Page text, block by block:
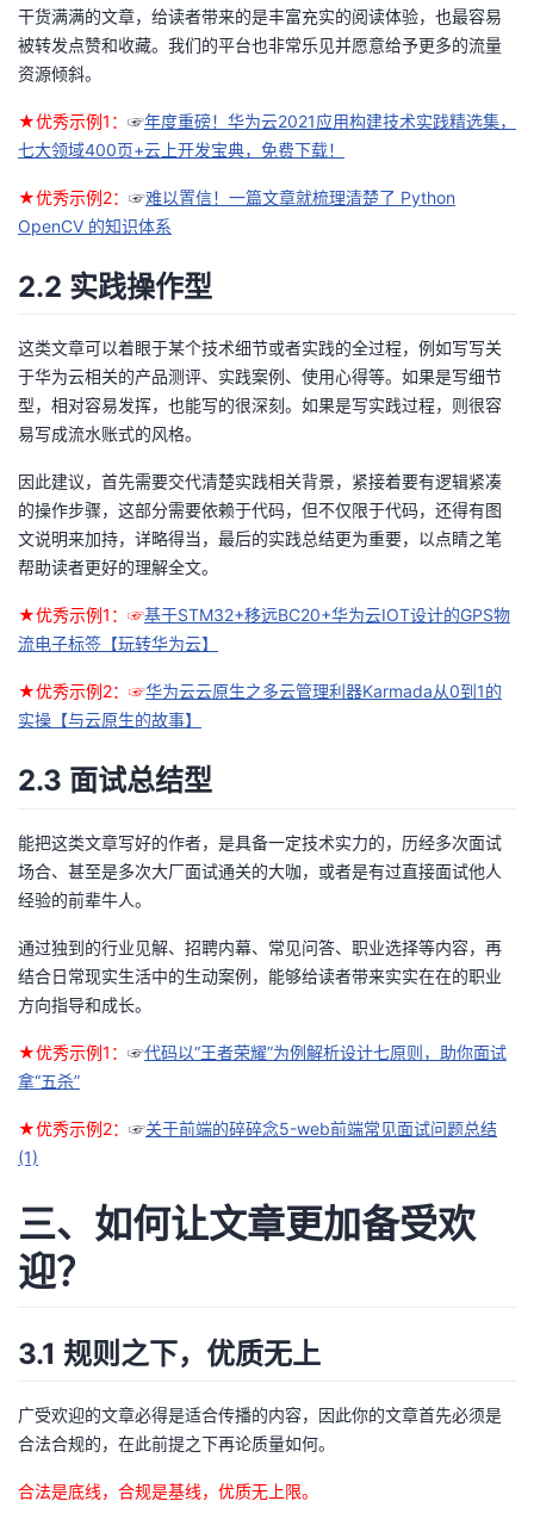
干货满满的文章，给读者带来的是丰富充实的阅读体验，也最容易
被转发点赞和收藏。我们的平台也非常乐见并愿意给予更多的流量
资源倾斜。
★优秀示例1： ☞年度重磅！华为云2021应用构建技术实践精选集，
七大领域400页+云上开发宝典，免费下载！
★优秀示例2： ☞难以置信！一篇文章就梳理清楚了 Python
OpenCV 的知识体系
2.2 实践操作型
这类文章可以着眼于某个技术细节或者实践的全过程，例如写写关
于华为云相关的产品测评、实践案例、使用心得等。如果是写细节
型，相对容易发挥，也能写的很深刻。如果是写实践过程，则很容
易写成流水账式的风格。
因此建议，首先需要交代清楚实践相关背景，紧接着要有逻辑紧凑
的操作步骤，这部分需要依赖于代码，但不仅限于代码，还得有图
文说明来加持，详略得当，最后的实践总结更为重要，以点睛之笔
帮助读者更好的理解全文。
★优秀示例1：☞基于STM32+移远BC20+华为云IOT设计的GPS物
流电子标签【玩转华为云】
★优秀示例2：☞华为云云原生之多云管理利器Karmada从0到1的
实操【与云原生的故事】
2.3 面试总结型
能把这类文章写好的作者，是具备一定技术实力的，历经多次面试
场合、甚至是多次大厂面试通关的大咖，或者是有过直接面试他人
经验的前辈牛人。
通过独到的行业见解、招聘内幕、常见问答、职业选择等内容，再
结合日常现实生活中的生动案例，能够给读者带来实实在在的职业
方向指导和成长。
★优秀示例1： ☞代码以“王者荣耀”为例解析设计七原则，助你面试
拿“五杀”
★优秀示例2： ☞关于前端的碎碎念5-web前端常见面试问题总结
(1)
三、如何让文章更加备受欢
迎？
3.1 规则之下，优质无上
广受欢迎的文章必得是适合传播的内容，因此你的文章首先必须是
合法合规的，在此前提之下再论质量如何。
合法是底线，合规是基线，优质无上限。